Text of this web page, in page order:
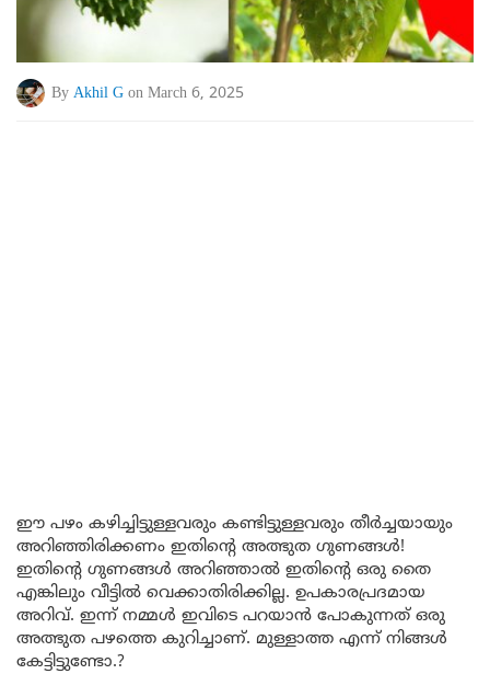
By Akhil G on March 6, 2025
ഈ പഴം കഴിച്ചിട്ടുള്ളവരും കണ്ടിട്ടുള്ളവരും തീർച്ചയായും
അറിഞ്ഞിരിക്കണം ഇതിന്റെ അത്ഭുത ഗുണങ്ങൾ!
ഇതിന്റെ ഗുണങ്ങൾ അറിഞ്ഞാൽ ഇതിന്റെ ഒരു തൈ
എങ്കിലും വീട്ടിൽ വെക്കാതിരിക്കില്ല. ഉപകാരപ്രദമായ
അറിവ്. ഇന്ന് നമ്മൾ ഇവിടെ പറയാൻ പോകുന്നത് ഒരു
അത്ഭുത പഴത്തെ കുറിച്ചാണ്. മുള്ളാത്ത എന്ന് നിങ്ങൾ
കേട്ടിട്ടുണ്ടോ.?